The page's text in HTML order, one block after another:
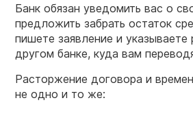
Банк обязан уведомить вас о
предложить забрать остаток
пишете заявление и указываете
другом банке, куда вам
Расторжение договора и
не одно и то же: